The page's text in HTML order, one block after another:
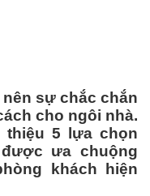
sự chắc chắn
cho ngôi nhà.
thiệu 5 lựa chọn
ưa chuộng
khách hiện